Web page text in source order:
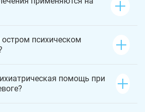
психическом
помощь при